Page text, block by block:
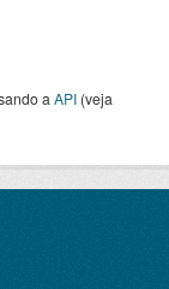
a API (veja